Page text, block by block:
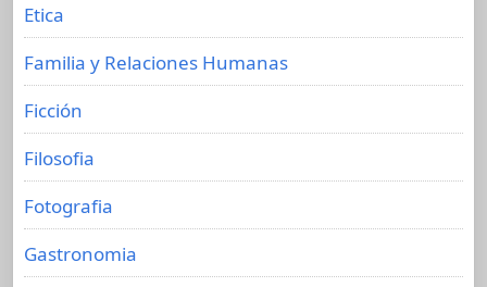
Etica
Familia y Relaciones Humanas
Ficción
Filosofia
Fotografia
Gastronomia